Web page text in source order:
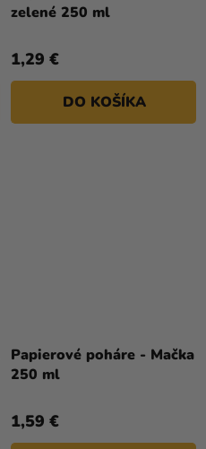
zelené 250 ml
1,29 €
DO KOŠÍKA
Papierové poháre - Mačka
250 ml
1,59 €